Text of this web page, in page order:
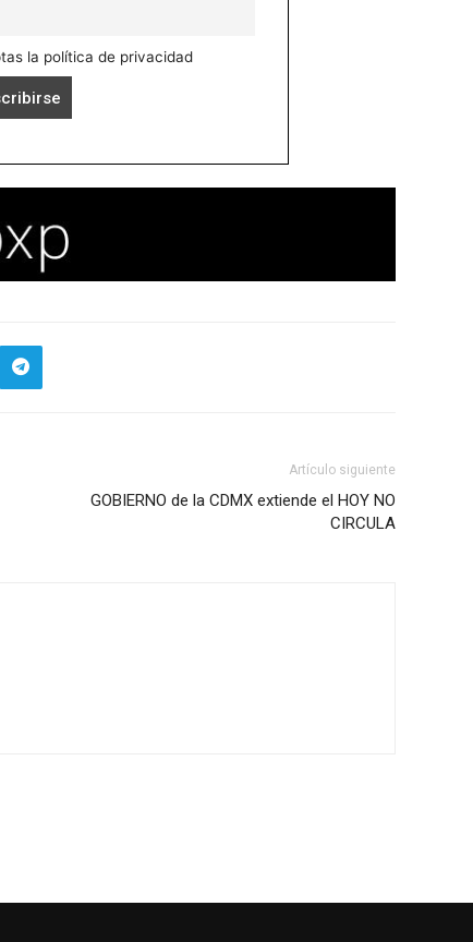
la política de privacidad
Artículo siguiente
GOBIERNO de la CDMX extiende el HOY NO
CIRCULA